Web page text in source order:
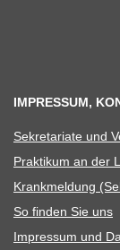
IMPRESSUM,
Sekre­ta­riate und
Prak­ti­kum an der
Krank­mel­dung
So fin­den Sie uns
Impres­sum und